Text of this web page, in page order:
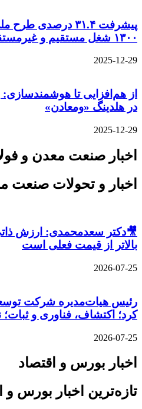
پیشرفت ۳۱.۴ درصدی
۱۳۰۰ شغل مستقیم و غیرمستقیم با اجرای طرح
2025-12-29
از هم‌افزایی تا
در هلدینگ «ومعادن»
2025-12-29
اخبار صنعت معدن و
اخبار و تحولات صنعت
🎥دکتر سعدمحمدی: ارزش
بالاتر از قیمت فعلی است
2026-07-25
رئیس هیات‌مدیره شرکت
کرد؛ اکتشاف، فناوری و
2026-07-25
اخبار بورس و اقتصاد
تازه‌ترین اخبار بورس و